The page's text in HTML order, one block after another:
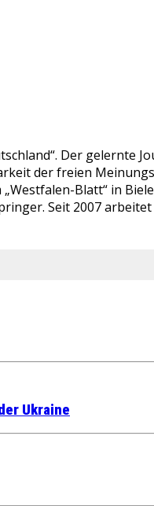
Der gelernte
der freien
Blatt“ in
Seit 2007
Ukraine